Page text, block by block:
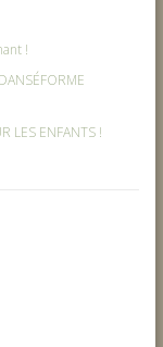
!
LES ENFANTS !